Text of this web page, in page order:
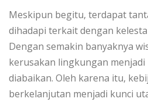
Meskipun begitu, terdapat
dihadapi terkait dengan
Dengan semakin banyaknya
kerusakan lingkungan
diabaikan. Oleh karena itu,
berkelanjutan menjadi kunci